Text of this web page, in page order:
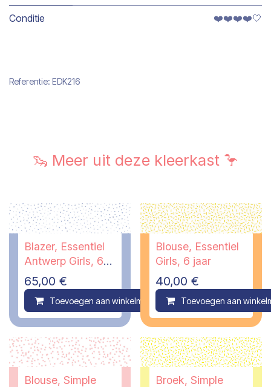
Conditie ❤️❤️❤️❤️🤍
Referentie: EDK216
🦦 Meer uit deze kleerkast 🦩
Blazer, Essentiel
Antwerp Girls, 6
jaar
65,00 €
Toevoegen aan winkelmandje Compare
Blouse, Essentiel
Girls, 6 jaar
40,00 €
Toevoegen aan
Blouse, Simple
Broek, Simple